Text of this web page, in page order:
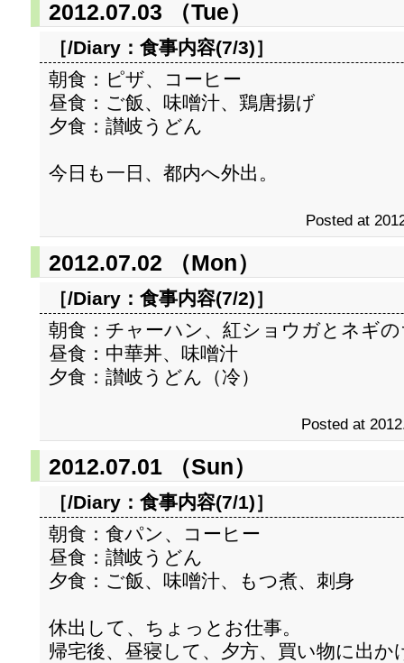
2012.07.03 （Tue）
［/Diary： 食事内容(7/3)］
朝食：ピザ、コーヒー
昼食：ご飯、味噌汁、鶏唐揚げ
夕食：讃岐うどん
今日も一日、都内へ外出。
Posted at
2012.07.02 （Mon）
［/Diary： 食事内容(7/2)］
朝食：チャーハン、紅ショウガとネギ
昼食：中華丼、味噌汁
夕食：讃岐うどん（冷）
Posted at
2012.07.01 （Sun）
［/Diary： 食事内容(7/1)］
朝食：食パン、コーヒー
昼食：讃岐うどん
夕食：ご飯、味噌汁、もつ煮、刺身
休出して、ちょっとお仕事。
帰宅後、昼寝して、夕方、買い物に出か